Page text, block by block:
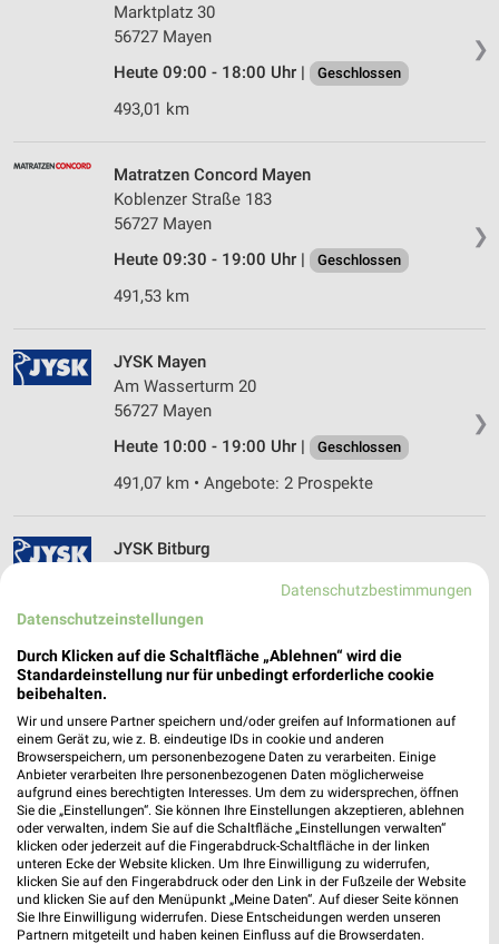
❯
Marktplatz 30
56727 Mayen
Heute 09:00 - 18:00 Uhr |
Geschlossen
493,01 km
❯
Matratzen Concord Mayen
Koblenzer Straße 183
56727 Mayen
Heute 09:30 - 19:00 Uhr |
Geschlossen
491,53 km
❯
JYSK Mayen
Am Wasserturm 20
56727 Mayen
Heute 10:00 - 19:00 Uhr |
Geschlossen
491,07 km • Angebote: 2 Prospekte
JYSK Bitburg
Heute 10:00 - 19:00 Uhr |
556,22 km • Angebote: 2 Prospekte
Matratzen Concord Bitburg
Mötscher Straße 15
54634 Bitburg
Heute 10:00 - 18:30 Uhr |
Geschlossen
556,38 km
JYSK Bernkastel-Kues
Datenschutzbestimmungen
Datenschutzeinstellungen
Durch Klicken auf die Schaltfläche „Ablehnen“ wird die
Standardeinstellung nur für unbedingt erforderliche cookie
beibehalten.
Wir und unsere Partner speichern und/oder greifen auf Informationen auf
einem Gerät zu, wie z. B. eindeutige IDs in cookie und anderen
Browserspeichern, um personenbezogene Daten zu verarbeiten. Einige
Anbieter verarbeiten Ihre personenbezogenen Daten möglicherweise
aufgrund eines berechtigten Interesses. Um dem zu widersprechen, öffnen
Sie die „Einstellungen“. Sie können Ihre Einstellungen akzeptieren, ablehnen
oder verwalten, indem Sie auf die Schaltfläche „Einstellungen verwalten“
klicken oder jederzeit auf die Fingerabdruck-Schaltfläche in der linken
unteren Ecke der Website klicken. Um Ihre Einwilligung zu widerrufen,
klicken Sie auf den Fingerabdruck oder den Link in der Fußzeile der Website
und klicken Sie auf den Menüpunkt „Meine Daten“. Auf dieser Seite können
Sie Ihre Einwilligung widerrufen. Diese Entscheidungen werden unseren
Partnern mitgeteilt und haben keinen Einfluss auf die Browserdaten.